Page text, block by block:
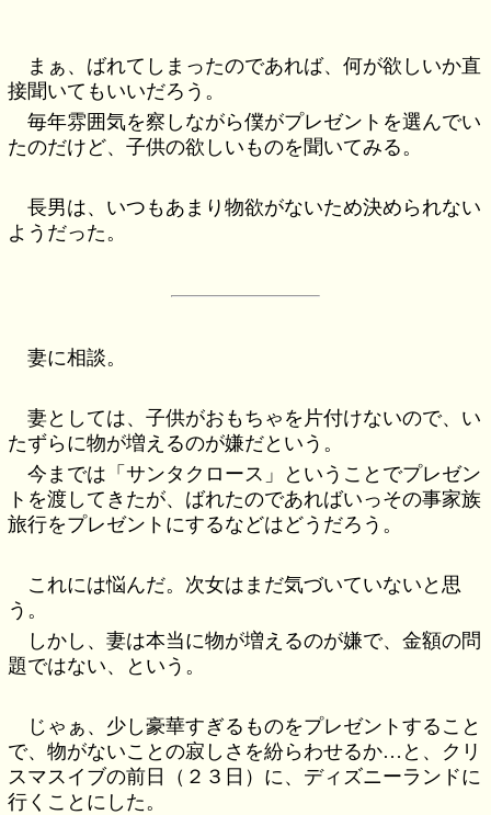
まぁ、ばれてしまったのであれば、何が欲しいか直
接聞いてもいいだろう。
毎年雰囲気を察しながら僕がプレゼントを選んでい
たのだけど、子供の欲しいものを聞いてみる。
長男は、いつもあまり物欲がないため決められない
ようだった。
妻に相談。
妻としては、子供がおもちゃを片付けないので、い
たずらに物が増えるのが嫌だという。
今までは「サンタクロース」ということでプレゼン
トを渡してきたが、ばれたのであればいっその事家族
旅行をプレゼントにするなどはどうだろう。
これには悩んだ。次女はまだ気づいていないと思
う。
しかし、妻は本当に物が増えるのが嫌で、金額の問
題ではない、という。
じゃぁ、少し豪華すぎるものをプレゼントすること
で、物がないことの寂しさを紛らわせるか…と、クリ
スマスイブの前日（２３日）に、ディズニーランドに
行くことにした。